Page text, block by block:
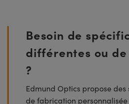
Besoin de
différentes ou
?
Edmund Optics propose des
de fabrication